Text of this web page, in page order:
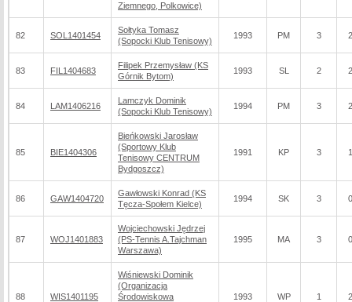
Ziemnego, Polkowice)
82 SOL1401454
Sołtyka Tomasz
(Sopocki Klub Tenisowy)
1993 PM 3
83 FIL1404683
Filipek Przemysław (KS
Górnik Bytom)
1993 SL 2
84 LAM1406216
Lamczyk Dominik
(Sopocki Klub Tenisowy)
1994 PM 3
85 BIE1404306
Bieńkowski Jarosław
(Sportowy Klub
Tenisowy CENTRUM
Bydgoszcz)
1991 KP 3
86 GAW1404720
Gawłowski Konrad (KS
Tęcza-Społem Kielce)
1994 SK 3
87 WOJ1401883
Wojciechowski Jędrzej
(PS-Tennis A.Tajchman
Warszawa)
1995 MA 3
88 WIS1401195
Wiśniewski Dominik
(Organizacja
Środowiskowa
1993 WP 1